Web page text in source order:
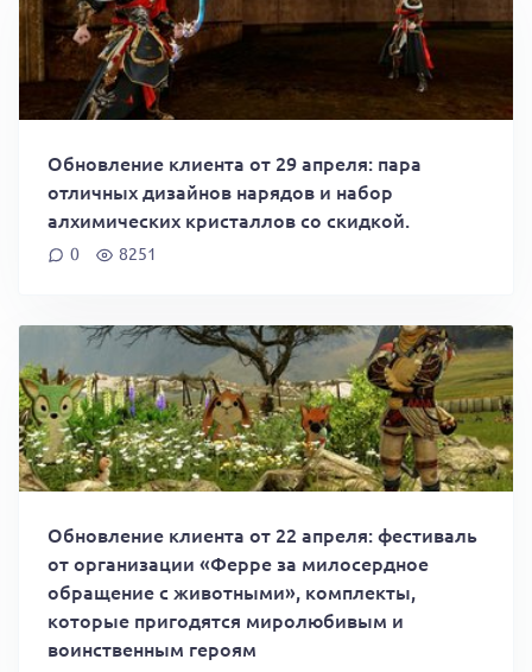
Обновление клиента от 29 апреля: пара
отличных дизайнов нарядов и набор
алхимических кристаллов со скидкой.
0 8251
Обновление клиента от 22 апреля: фестиваль
от организации «Ферре за милосердное
обращение с животными», комплекты,
которые пригодятся миролюбивым и
воинственным героям